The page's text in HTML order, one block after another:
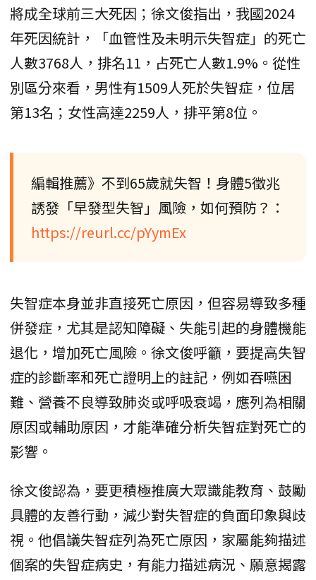
將成全球前三大死因；徐文俊指出，我國2024
年死因統計，「血管性及未明示失智症」的死亡
人數3768人，排名11，占死亡人數1.9%。從性
別區分來看，男性有1509人死於失智症，位居
第13名；女性高達2259人，排平第8位。
編輯推薦》不到65歲就失智！身體5徵兆
誘發「早發型失智」風險，如何預防？：
https://reurl.cc/pYymEx
失智症本身並非直接死亡原因，但容易導致多種
併發症，尤其是認知障礙、失能引起的身體機能
退化，增加死亡風險。徐文俊呼籲，要提高失智
症的診斷率和死亡證明上的註記，例如吞嚥困
難、營養不良導致肺炎或呼吸衰竭，應列為相關
原因或輔助原因，才能準確分析失智症對死亡的
影響。
徐文俊認為，要更積極推廣大眾識能教育、鼓勵
具體的友善行動，減少對失智症的負面印象與歧
視。他倡議失智症列為死亡原因，家屬能夠描述
個案的失智症病史，有能力描述病況、願意揭露